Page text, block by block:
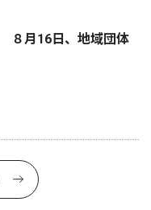
８月16日、地域団体